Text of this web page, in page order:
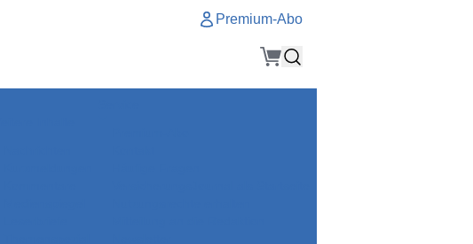
Premium-Abo